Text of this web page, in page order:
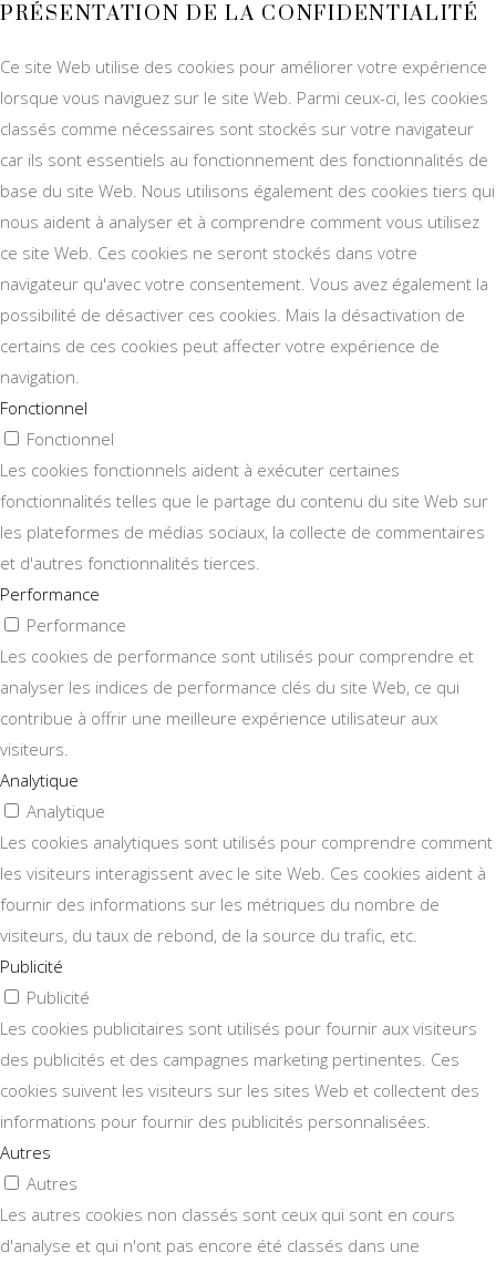
PRÉSENTATION DE LA CONFIDENTIALITÉ
Ce site Web utilise des cookies pour améliorer votre expérience
lorsque vous naviguez sur le site Web. Parmi ceux-ci, les cookies
classés comme nécessaires sont stockés sur votre navigateur
car ils sont essentiels au fonctionnement des fonctionnalités de
base du site Web. Nous utilisons également des cookies tiers qui
nous aident à analyser et à comprendre comment vous utilisez
ce site Web. Ces cookies ne seront stockés dans votre
navigateur qu'avec votre consentement. Vous avez également la
possibilité de désactiver ces cookies. Mais la désactivation de
certains de ces cookies peut affecter votre expérience de
navigation.
Fonctionnel
Fonctionnel
Les cookies fonctionnels aident à exécuter certaines
fonctionnalités telles que le partage du contenu du site Web sur
les plateformes de médias sociaux, la collecte de commentaires
et d'autres fonctionnalités tierces.
Performance
Performance
Les cookies de performance sont utilisés pour comprendre et
analyser les indices de performance clés du site Web, ce qui
contribue à offrir une meilleure expérience utilisateur aux
visiteurs.
Analytique
Analytique
Les cookies analytiques sont utilisés pour comprendre comment
les visiteurs interagissent avec le site Web. Ces cookies aident à
fournir des informations sur les métriques du nombre de
visiteurs, du taux de rebond, de la source du trafic, etc.
Publicité
Publicité
Les cookies publicitaires sont utilisés pour fournir aux visiteurs
des publicités et des campagnes marketing pertinentes. Ces
cookies suivent les visiteurs sur les sites Web et collectent des
informations pour fournir des publicités personnalisées.
Autres
Autres
Les autres cookies non classés sont ceux qui sont en cours
d'analyse et qui n'ont pas encore été classés dans une